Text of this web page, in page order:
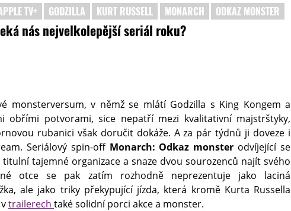
TV+ GODZILLA KURT RUSSELL MONARCH ODKAZ MONSTER
nás nejvelkolepější seriál roku?
monsterversum, v němž se mlátí Godzilla s King Kongem a
obřími potvorami, sice nepatří mezi kvalitativní majstrštyky,
rubanici však doručit dokáže. A za pár týdnů ji doveze i
Seriálový spin-off Monarch: Odkaz monster odvíjející se
titulní tajemné organizace a snaze dvou sourozenců najít svého
otce se pak zatím rozhodně neprezentuje jako laciná
ale jako triky překypující jízda, která kromě Kurta Russella
trailerech také solidní porci akce a monster.